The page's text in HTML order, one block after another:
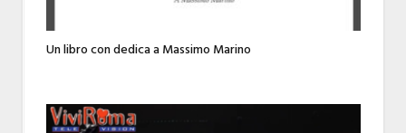
Un libro con dedica a Massimo Marino